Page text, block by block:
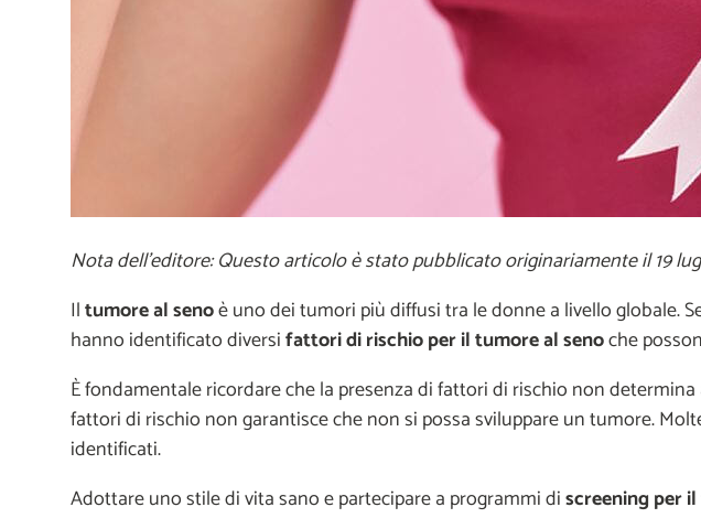
Nota dell'editore: Questo articolo è stato pubblicato originariamente il 19
Iltumore al senoè uno dei tumori più diffusi tra le donne a livello globale.
hanno identificato diversifattori di rischio per il tumore al senoche
È fondamentale ricordare che la presenza di fattori di rischio non
fattori di rischio non garantisce che non si possa sviluppare un tumore.
identificati.
Adottare uno stile di vita sano e partecipare a programmi discreening per